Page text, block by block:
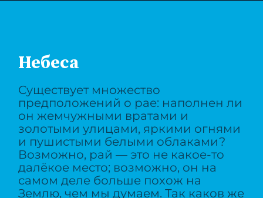
Небеса
Существует множество
предположений о рае: наполнен ли
он жемчужными вратами и
золотыми улицами, яркими огнями
и пушистыми белыми облаками?
Возможно, рай — это не какое-то
далёкое место; возможно, он на
самом деле больше похож на
Землю, чем мы думаем. Так каков же